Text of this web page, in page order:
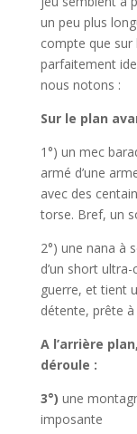
un peu plus
compte que sur
parfaitement
nous notons :
Sur le plan
1°) un mec
armé d’une
avec des
torse. Bref, un
2°) une nana à
d’un short
guerre, et tient
détente, prête à
A l’arrière
déroule :
3°) une
imposante